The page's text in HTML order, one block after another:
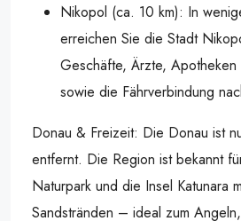
Nikopol (ca. 10 km): In
erreichen Sie die Stadt
Geschäfte, Ärzte,
sowie die Fährverbindung
Donau & Freizeit: Die Donau ist
entfernt. Die Region ist bekannt
Naturpark und die Insel Katunara
Sandstränden – ideal zum